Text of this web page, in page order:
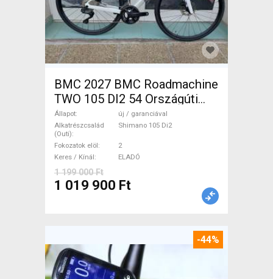
BMC 2027 BMC Roadmachine
TWO 105 DI2 54 Országúti
Shimano 105 Di2 tárcsafék új
/ garanciával ELADÓ
Állapot
új / garanciával
Alkatrészcsalád
(Outi)
Shimano 105 Di2
Fokozatok elöl
2
Keres / Kínál
ELADÓ
1 199 000 Ft
1 019 900 Ft
-44%